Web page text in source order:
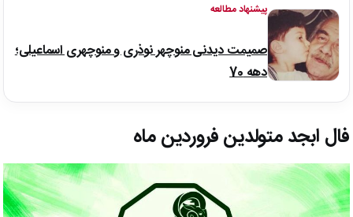
پیشنهاد مطالعه
صمیمت دیدنی منوچهر نوذری و منوچهری اسماعیلی؛
دهه 70
فال ابجد متولدین فروردین ماه